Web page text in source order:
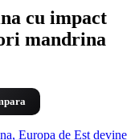
cu impact
mandrina